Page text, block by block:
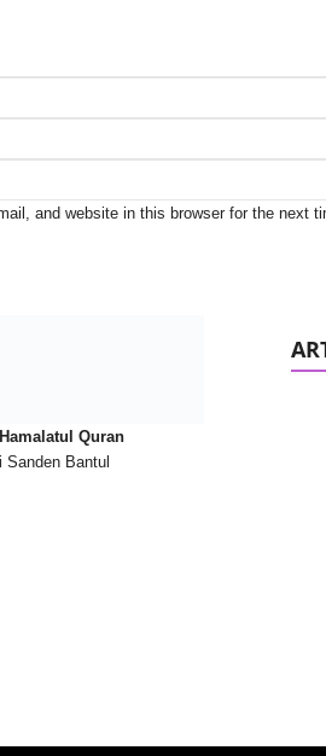
and website in this browser for the next
Quran
Sanden Bantul